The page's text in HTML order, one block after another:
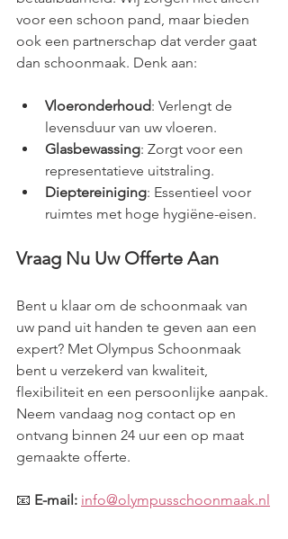
voor een schoon pand, maar bieden
ook een partnerschap dat verder gaat
dan schoonmaak. Denk aan:
Vloeronderhoud: Verlengt de
levensduur van uw vloeren.
Glasbewassing: Zorgt voor een
representatieve uitstraling.
Dieptereiniging: Essentieel voor
ruimtes met hoge hygiëne-eisen.
Vraag Nu Uw Offerte Aan
Bent u klaar om de schoonmaak van
uw pand uit handen te geven aan een
expert? Met Olympus Schoonmaak
bent u verzekerd van kwaliteit,
flexibiliteit en een persoonlijke aanpak.
Neem vandaag nog contact op en
ontvang binnen 24 uur een op maat
gemaakte offerte.
📧 E-mail: info@olympusschoonmaak.nl